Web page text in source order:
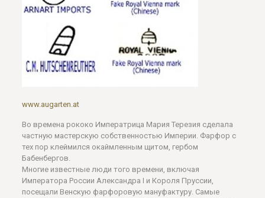
www.augarten.at
Во времена рококо Императрица Мария Терезия сделала
частную мастерскую собственностью Империи. Фарфор с
тех пор клеймился окаймленным щитом, гербом
Бабенбергов.
Многие известные люди того времени, включая
Императора России Александра I и Короля Пруссии,
посещали Венскую фарфоровую мануфактуру. Самые